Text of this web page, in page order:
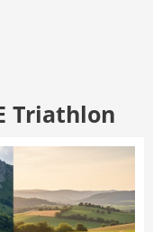
Triathlon